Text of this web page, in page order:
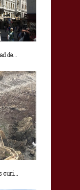
de...
curi...